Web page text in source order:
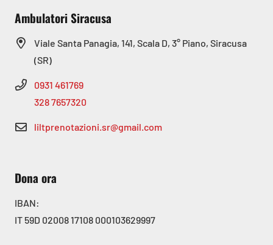
Ambulatori Siracusa
Viale Santa Panagia, 141, Scala D, 3° Piano, Siracusa
(SR)
0931 461769
328 7657320
liltprenotazioni.sr@gmail.com
Dona ora
IBAN:
IT 59D 02008 17108 000103629997